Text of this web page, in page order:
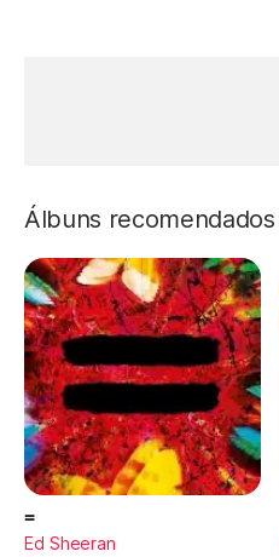
Álbuns recomendados
=
Ed Sheeran